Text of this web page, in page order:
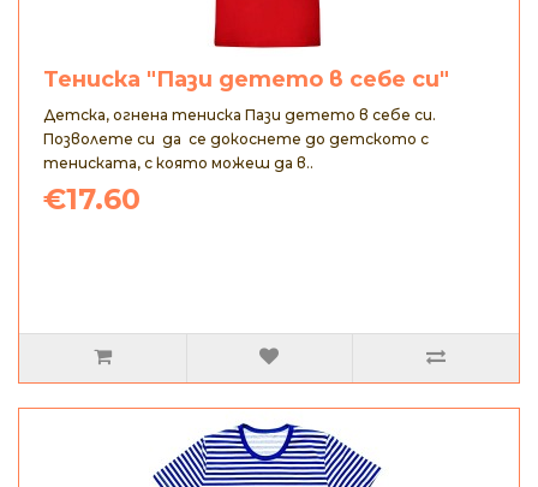
Тениска "Пази детето в себе си"
Детска, огнена тениска Пази детето в себе си.
Позволете си да се докоснете до детското с
тениската, с която можеш да в..
€17.60